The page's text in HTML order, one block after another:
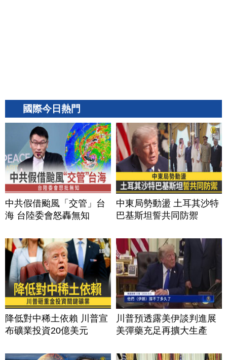
國際今日熱門
中共假借颱風「交管」台
海 台陸委會怒轟無知
中東局勢動盪 土耳其沙特
巴基斯坦誓共同防禦
降低對中稀土依賴 川普宣
布礦業投資20億美元
川普預透露美伊談判進展
美彈藥充足再擴大生產